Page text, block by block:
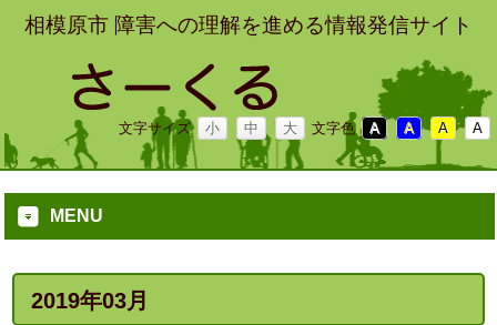
相模原市 障害への理解を進める情報発信サイト
文字サイズ 小 中 大 文字色 A A A A
MENU
2019年03月